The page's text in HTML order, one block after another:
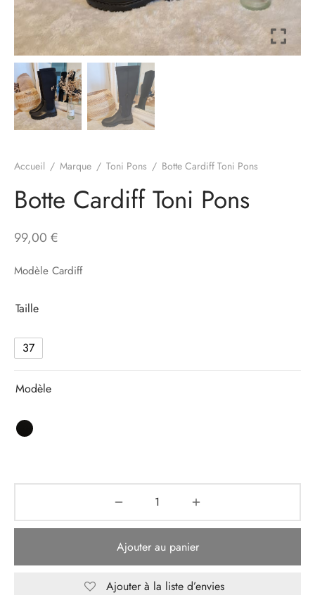
Accueil / Marque / Toni Pons / Botte Cardiff Toni Pons
Botte Cardiff Toni Pons
99,00 €
Modèle Cardiff
Taille
37
Modèle
Ajouter au panier
Ajouter à la liste d’envies